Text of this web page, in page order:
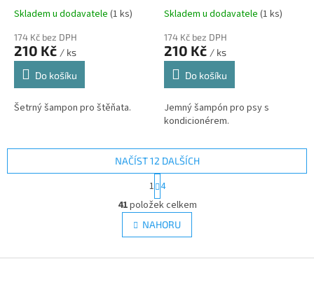
s nor.olej.
Skladem u dodavatele (1 ks)
174 Kč bez DPH
210 Kč / ks
Do košíku
Šetrný šampon pro štěňata.
Skladem u dodavatele (1 ks)
174 Kč bez DPH
210 Kč / ks
Do košíku
Jemný šampón pro psy s
kondicionérem.
O
v
l
á
NAČÍST 12 DALŠÍCH
S
t
r
á
n
k
v
1 4
41položek celkem
NAHORU